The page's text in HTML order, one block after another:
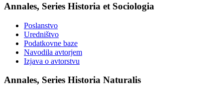
Annales, Series Historia et Sociologia
Poslanstvo
Uredništvo
Podatkovne baze
Navodila avtorjem
Izjava o avtorstvu
Annales, Series Historia Naturalis